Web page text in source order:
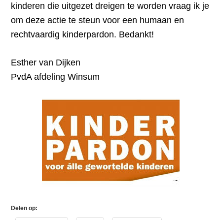
kinderen die uitgezet dreigen te worden vraag ik je
om deze actie te steun voor een humaan en
rechtvaardig kinderpardon. Bedankt!
Esther van Dijken
PvdA afdeling Winsum
Delen op: